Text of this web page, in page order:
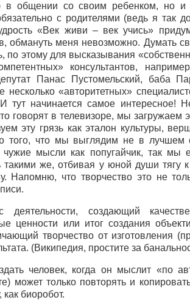
в общении со своим ребенком, но и
с родителями (ведь я так
«Век живи – век учись»
обмануть меня невозможно. Думать
по этому для высказывания
консультантов,
Панас Пустомельский, баба
несколько «авторитетных»
тут начинается самое интересное!
говорят в телевизоре, мы загружаем
эту грязь как эталон культуры,
того, что мы выглядим не в лучшем
чужие мысли как попугайчик, так мы
такими же, отбивая у юной души тягу
Напомню, что творчество это не
деятельности, создающий
ценности или итог создания
творчество от изготовления
(Википедия, простите за
человек, когда он мыслит «по
может только повторять и
биоробот.